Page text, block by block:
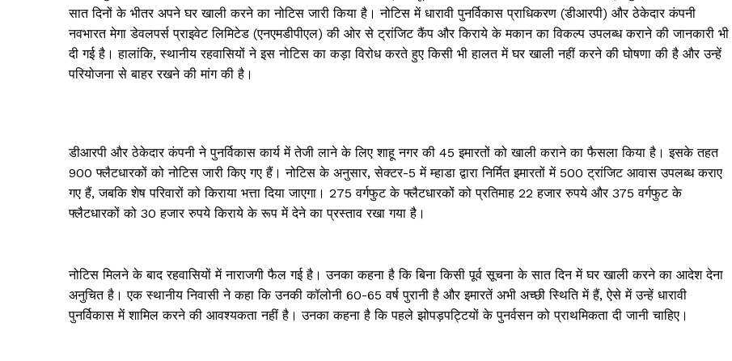
सात दिनों के भीतर अपने घर खाली करने का नोटिस जारी किया है। नोटिस में धारावी पुनर्विकास प्राधिकरण (डीआरपी) और ठेकेदार कंपनी
नवभारत मेगा डेवलपर्स प्राइवेट लिमिटेड (एनएमडीपीएल) की ओर से ट्रांजिट कैंप और किराये के मकान का विकल्प उपलब्ध कराने की जानकारी भी
दी गई है। हालांकि, स्थानीय रहवासियों ने इस नोटिस का कड़ा विरोध करते हुए किसी भी हालत में घर खाली नहीं करने की घोषणा की है और उन्हें
परियोजना से बाहर रखने की मांग की है।
डीआरपी और ठेकेदार कंपनी ने पुनर्विकास कार्य में तेजी लाने के लिए शाहू नगर की 45 इमारतों को खाली कराने का फैसला किया है। इसके तहत
900 फ्लैटधारकों को नोटिस जारी किए गए हैं। नोटिस के अनुसार, सेक्टर-5 में म्हाडा द्वारा निर्मित इमारतों में 500 ट्रांजिट आवास उपलब्ध कराए
गए हैं, जबकि शेष परिवारों को किराया भत्ता दिया जाएगा। 275 वर्गफुट के फ्लैटधारकों को प्रतिमाह 22 हजार रुपये और 375 वर्गफुट के
फ्लैटधारकों को 30 हजार रुपये किराये के रूप में देने का प्रस्ताव रखा गया है।
नोटिस मिलने के बाद रहवासियों में नाराजगी फैल गई है। उनका कहना है कि बिना किसी पूर्व सूचना के सात दिन में घर खाली करने का आदेश देना
अनुचित है। एक स्थानीय निवासी ने कहा कि उनकी कॉलोनी 60-65 वर्ष पुरानी है और इमारतें अभी अच्छी स्थिति में हैं, ऐसे में उन्हें धारावी
पुनर्विकास में शामिल करने की आवश्यकता नहीं है। उनका कहना है कि पहले झोपड़पट्टियों के पुनर्वसन को प्राथमिकता दी जानी चाहिए।